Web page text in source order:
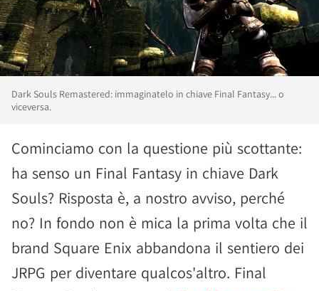
Dark Souls Remastered: immaginatelo in chiave Final Fantasy... o
viceversa.
Cominciamo con la questione più scottante:
ha senso un Final Fantasy in chiave Dark
Souls? Risposta è, a nostro avviso, perché
no? In fondo non è mica la prima volta che il
brand Square Enix abbandona il sentiero dei
JRPG per diventare qualcos'altro. Final